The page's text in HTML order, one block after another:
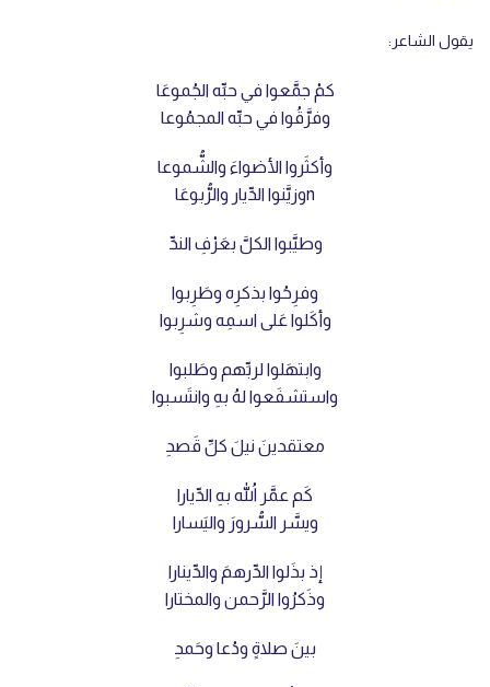
يقول الشاعر:
كمْ جمَّعوا في حبِّه الجُموعَا
وفرَّقُوا في حبِّه المجمُوعا
وأكثَروا الأضواءَ والشُّموعا
nوزيَّنوا الدِّيار والرُّبوعَا
وطيَّبوا الكلَّ بعَرْفِ الندِّ
وفرِحُوا بذكرِه وطَرِبوا
وأكَلوا عَلى اسمِه وشرِبوا
وابتهَلوا لربِّهم وطَلبوا
واستشفَعوا لهُ بهِ وانتَسبوا
معتقدينَ نيلَ كلِّ قَصدِ
كَم عمَّر اللهُ بهِ الدِّيارا
ويسَّر السُّرورَ واليَسارا
إذ بذَلوا الدِّرهمَ والدِّينارا
وذَكرُوا الرَّحمن والمختارا
بينَ صلاةٍ ودُعا وحَمدِ